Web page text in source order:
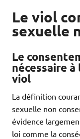
Le viol
sexuelle
Le
nécessaire
viol
La définition
sexuelle non
évidence
loi comme la